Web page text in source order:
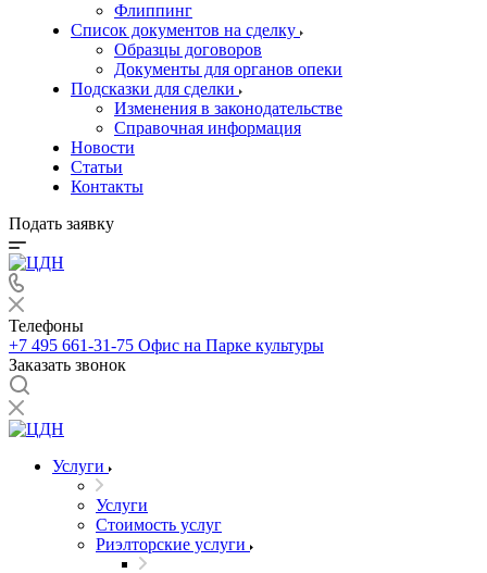
Флиппинг
Список документов на сделку
Образцы договоров
Документы для органов опеки
Подсказки для сделки
Изменения в законодательстве
Справочная информация
Новости
Статьи
Контакты
Подать заявку
Телефоны
+7 495 661-31-75 Офис на Парке культуры
Заказать звонок
Услуги
Услуги
Стоимость услуг
Риэлторские услуги